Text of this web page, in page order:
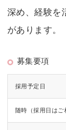
深め、経験を
があります。
募集要項
採用予定日
随時（採用日はご